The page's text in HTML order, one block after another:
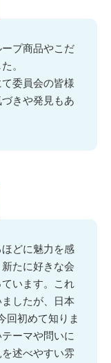
プ商品やこだ
。
委員会の皆様
きや発見もあ
どに魅力を感
たに好きな会
います。これ
したが、日本
回初めて知りま
ーマや問いに
述べやすい雰